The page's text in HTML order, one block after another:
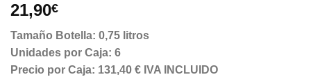
21,90€
Tamaño Botella: 0,75 litros
Unidades por Caja: 6
Precio por Caja: 131,40 € IVA INCLUIDO